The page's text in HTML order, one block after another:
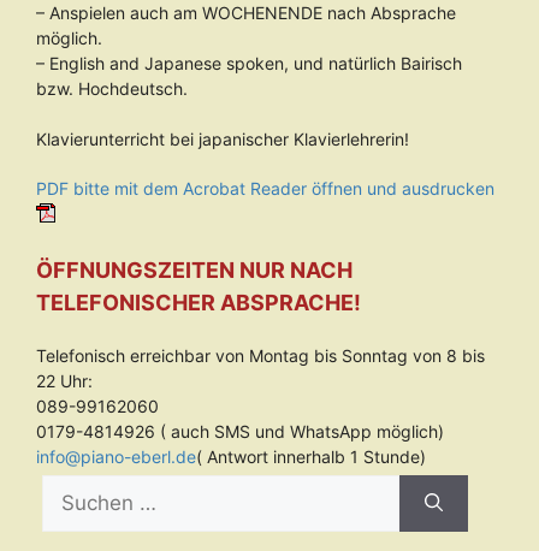
– Anspielen auch am WOCHENENDE nach Absprache
möglich.
– English and Japanese spoken, und natürlich Bairisch
bzw. Hochdeutsch.
Klavierunterricht bei japanischer Klavierlehrerin!
PDF bitte mit dem Acrobat Reader öffnen und ausdrucken
ÖFFNUNGSZEITEN NUR NACH
TELEFONISCHER ABSPRACHE!
Telefonisch erreichbar von Montag bis Sonntag von 8 bis
22 Uhr:
089-99162060
0179-4814926 ( auch SMS und WhatsApp möglich)
info@piano-eberl.de( Antwort innerhalb 1 Stunde)
nach: